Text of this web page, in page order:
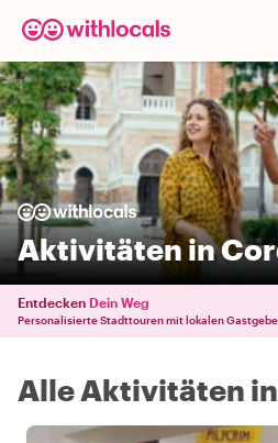
Aktivitäten in
Entdecken Dein Weg
Personalisierte Stadttouren mit lokalen
Alle Aktivitäten